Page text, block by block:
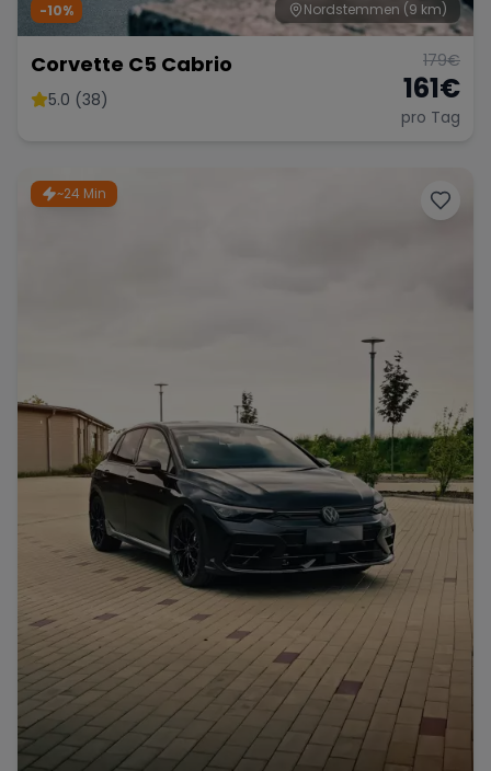
Nordstemmen (9 km)
-10%
Corvette C5 Cabrio
5.0 (38)
179€
161€
pro Tag
~24 Min